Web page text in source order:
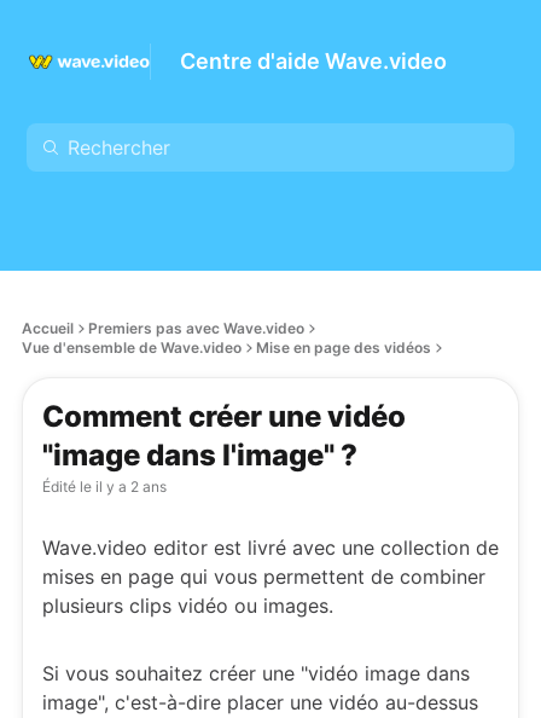
Centre d'aide Wave.video
Accueil
Premiers pas avec Wave.video
Vue d'ensemble de Wave.video
Mise en page des vidéos
Comment créer une vidéo
"image dans l'image" ?
Édité le il y a 2 ans
Wave.video editor est livré avec une collection de
mises en page qui vous permettent de combiner
plusieurs clips vidéo ou images.
Si vous souhaitez créer une "vidéo image dans
image", c'est-à-dire placer une vidéo au-dessus